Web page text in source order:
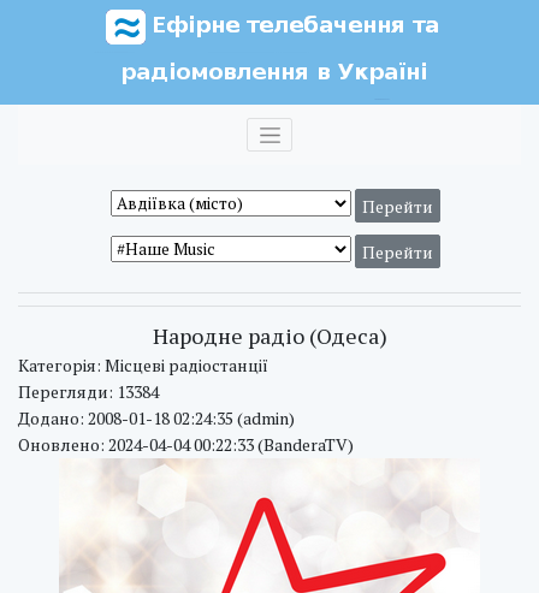
Народне радіо (Одеса)
Категорія: Місцеві радіостанції
Перегляди: 13384
Додано: 2008-01-18 02:24:35 (admin)
Оновлено: 2024-04-04 00:22:33 (BanderaTV)